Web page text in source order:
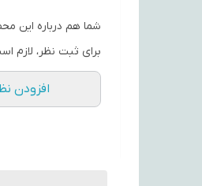
شما هم درباره این
برای ثبت نظر، لازم
افزودن